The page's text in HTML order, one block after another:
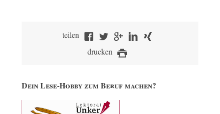
teilen
drucken
Dein Lese-Hobby zum Beruf machen?